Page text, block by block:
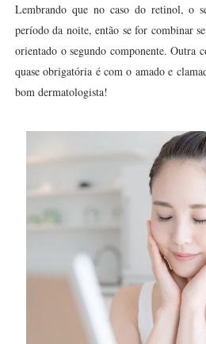
Lembrando que no caso do retinol, o
período da noite, então se for combinar
orientado o segundo componente. Outra
quase obrigatória é com o amado e
bom dermatologista!